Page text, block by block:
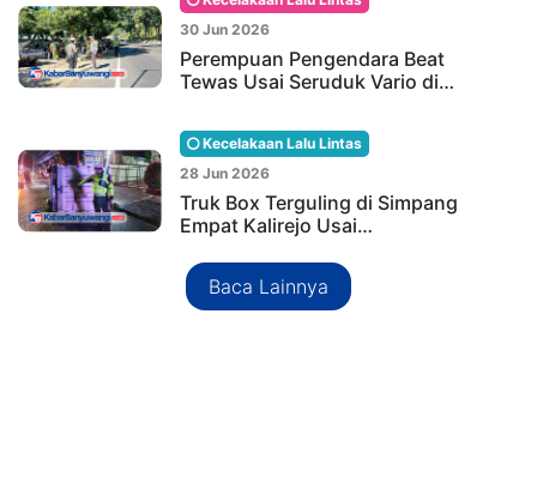
30 Jun 2026
Perempuan Pengendara Beat
Tewas Usai Seruduk Vario di…
Kecelakaan Lalu Lintas
28 Jun 2026
Truk Box Terguling di Simpang
Empat Kalirejo Usai…
Baca Lainnya